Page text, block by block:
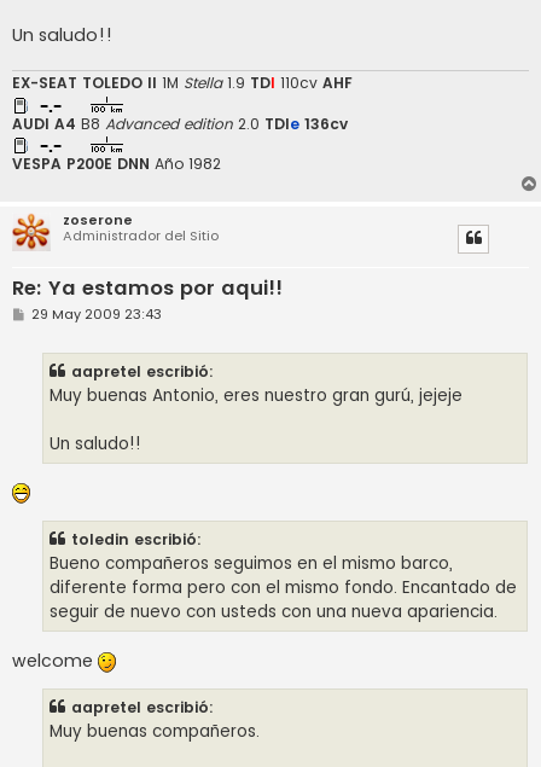
Un saludo!!
EX-SEAT TOLEDO II 1M Stella1.9 TDI 110cv AHF
AUDI A4 B8 Advanced edition 2.0 TDIe 136cv
VESPA P200E DNN Año 1982
zoserone
Administrador del Sitio
Re: Ya estamos por aqui!!
M
29 May 2009 23:43
aapretel escribió:
Muy buenas Antonio, eres nuestro gran gurú, jejeje
Un saludo!!
toledin escribió:
Bueno compañeros seguimos en el mismo barco,
diferente forma pero con el mismo fondo. Encantado de
seguir de nuevo con usteds con una nueva apariencia.
welcome
aapretel escribió:
Muy buenas compañeros.